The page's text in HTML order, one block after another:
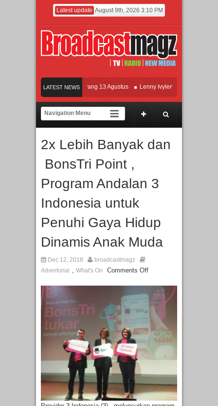
Latest update August 9th, 2026 3:10 PM
LATEST NEWS
KETOK MEJIK Siap Tayang 13 Agustus Lenny Ivylen: 26 Tahun Jaga
dan Universitas Agung Podomoro Jalin Kerja Sama Pendidikan dan Riset untuk
2x Lebih Banyak dan
BonsTri Point ,
Program Andalan 3
Indonesia untuk
Penuhi Gaya Hidup
Dinamis Anak Muda
Dec 12, 2018
broadcastmagz
Advertorial
, What's On Comments Off